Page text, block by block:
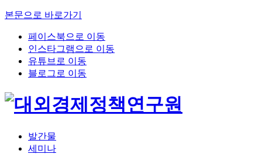
본문으로 바로가기
페이스북으로 이동
인스타그램으로 이동
유튜브로 이동
블로그로 이동
발간물
세미나